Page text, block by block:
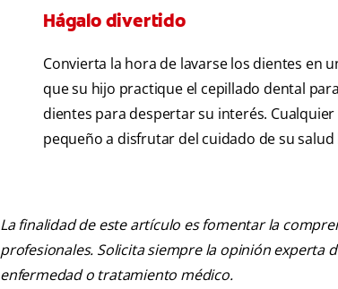
Hágalo divertido
Convierta la hora de lavarse los dientes en
que su hijo practique el cepillado dental
dientes para despertar su interés.
pequeño a disfrutar del cuidado de su salud
La finalidad de este artículo es fomentar la
profesionales. Solicita siempre la opinión experta
enfermedad o tratamiento médico.